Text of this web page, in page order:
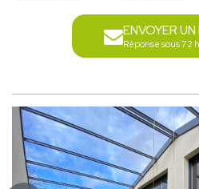
ENVOYER
Réponse sous 72